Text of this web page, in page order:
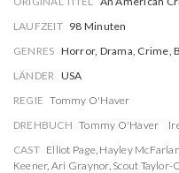
LAUFZEIT 98 Minuten
GENRES Horror, Drama, Crime,
LÄNDER USA
REGIE Tommy O'Haver
DREHBUCH Tommy O'Haver
CAST Elliot Page, Hayley
Keener, Ari Graynor, Scout Taylor-